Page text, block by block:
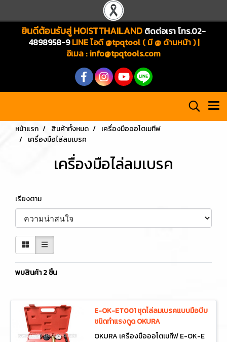
ยินดีต้อนรับสู่ HOISTTHAILAND ติดต่อเรา โทร.02-
4898958-9LINE ไอดี @tpqtool ( มี @ ด้านหน้า ) |
อีเมล :info@tpqtools.com
หน้าแรก สินค้าทั้งหมด
เครื่องมือออโตเมทีฟ
เครื่องมือไล่ลมเบรค
เครื่องมือไล่ลมเบรค
เรียงตาม
พบสินค้า 2 ชิ้น
E-OK-ET001 ชุดไล่ลมเบรคแบบมือบีบ
ชนิดทำแรงดูด OKURA
OKURA เครื่องมือออโตเมทีฟ E-OK-E